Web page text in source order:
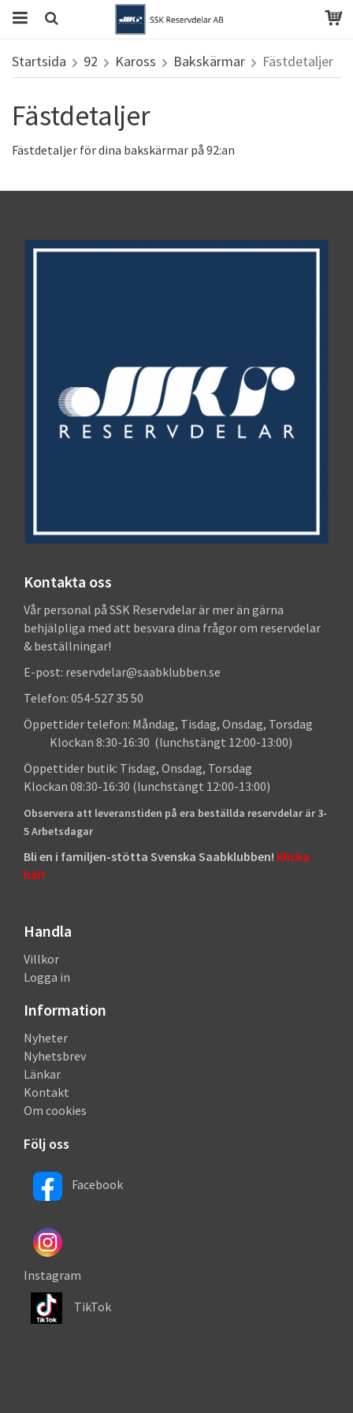
Startsida 92 Kaross Bakskärmar Fästdetaljer
Fästdetaljer
Fästdetaljer för dina bakskärmar på 92:an
Kontakta oss
Vår personal på SSK Reservdelar är mer än gärna
behjälpliga med att besvara dina frågor om reservdelar
& beställningar!
E-post: reservdelar@saabklubben.se
Telefon: 054-527 35 50
Öppettider telefon: Måndag, Tisdag, Onsdag, Torsdag
Klockan 8:30-16:30 (lunchstängt 12:00-13:00)
Öppettider butik: Tisdag, Onsdag, Torsdag
Klockan 08:30-16:30 (lunchstängt 12:00-13:00)
Observera att leveranstiden på era beställda reservdelar är 3-
5 Arbetsdagar
Bli en i familjen-stötta Svenska Saabklubben! Klicka
här!
Handla
Villkor
Logga in
Information
Nyheter
Nyhetsbrev
Länkar
Kontakt
Om cookies
Följ oss
Facebook
Instagram
TikTok